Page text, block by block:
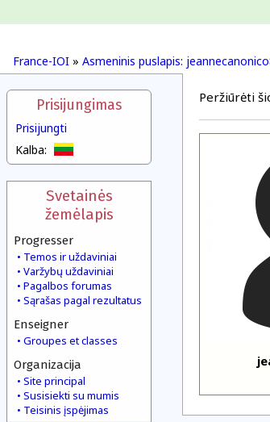
France-IOI » Asmeninis puslapis:
Prisijungimas
Prisijungti
Kalba:
Svetainės
žemėlapis
Progresser
Temos ir uždaviniai
Varžybų uždaviniai
Pagalbos forumas
Sąrašas pagal rezultatus
Enseigner
Groupes et classes
Organizacija
Site principal
Susisiekti su mumis
Teisinis įspėjimas
Peržiūrėti